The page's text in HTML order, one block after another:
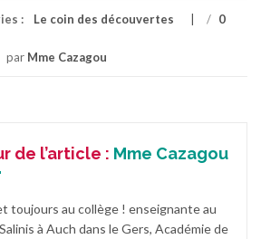
: Le coin des découvertes / 0
par Mme Cazagou
de l’article : Mme Cazagou
toujours au collège ! enseignante au
à Auch dans le Gers, Académie de